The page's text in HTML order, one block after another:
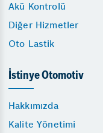
Akü Kontrolü
Diğer Hizmetler
Oto Lastik
İstinye Otomotiv
Hakkımızda
Kalite Yönetimi